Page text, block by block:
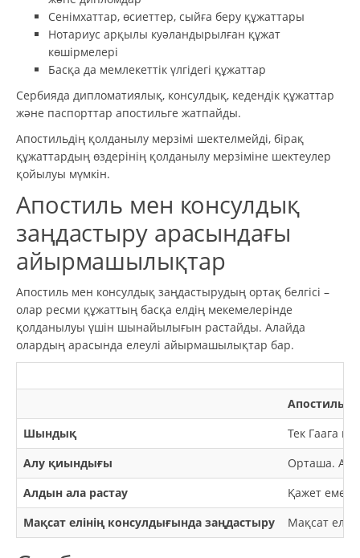
Сенімхаттар, өсиеттер, сыйға беру құжаттары
Нотариус арқылы куәландырылған құжат
көшірмелері
Басқа да мемлекеттік үлгідегі құжаттар
Сербияда дипломатиялық, консулдық, кедендік құжаттар
және паспорттар апостильге жатпайды.
Апостильдің қолданылу мерзімі шектелмейді, бірақ
құжаттардың өздерінің қолданылу мерзіміне шектеулер
қойылуы мүмкін.
Апостиль мен консулдық
заңдастыру арасындағы
айырмашылықтар
Апостиль мен консулдық заңдастырудың ортақ белгісі –
олар ресми құжаттың басқа елдің мекемелерінде
қолданылуы үшін шынайылығын растайды. Алайда
олардың арасында елеулі айырмашылықтар бар.
Апостиль
Шындық
Тек Гаага
Алу қиындығы
Орташа.
Алдын ала растау
Қажет емес.
Мақсат елінің консулдығында заңдастыру
Мақсат